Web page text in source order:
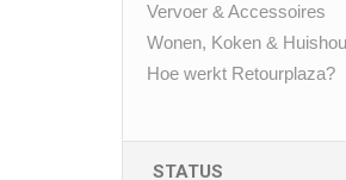
Vervoer & Accessoires
Wonen, Koken &
Hoe werkt Retourplaza?
STATUS